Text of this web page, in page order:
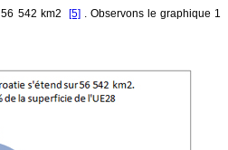
542 km2 [5]. Observons le graphique 1